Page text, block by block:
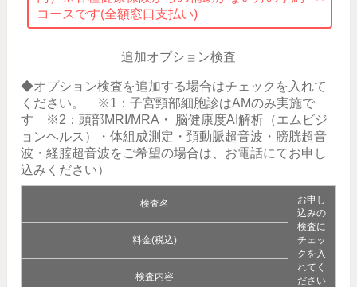
コースです(全額窓口支払い)
追加オプション検査
◆オプション検査を追加する場合はチェックを入れて
ください。 ※1：子宮頸部細胞診はAMのみ実施で
す ※2：頭部MRI/MRA・ 脳健康度AI解析（エムビジ
ョンヘルス）・体組成測定・頚動脈超音波・膀胱超音
波・経腟超音波をご希望の場合は、お電話にてお申し
込みください）
検査名
お申し
込みの
検査に
チェッ
クを入
れてく
ださい
料金(税込)
検査内容